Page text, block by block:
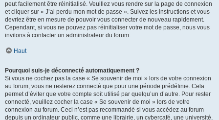
peut facilement être réinitialisé. Veuillez vous rendre sur la page de connexion
et cliquer sur « J’ai perdu mon mot de passe ». Suivez les instructions et vous
devriez être en mesure de pouvoir vous connecter de nouveau rapidement.
Cependant, si vous ne pouvez pas réinitialiser votre mot de passe, nous vous
invitons à contacter un administrateur du forum.
Haut
Pourquoi suis-je déconnecté automatiquement ?
Si vous ne cochez pas la case « Se souvenir de moi » lors de votre connexion
au forum, vous ne resterez connecté que pour une période prédéfinie. Cela
permet d’éviter que votre compte soit utilisé par quelqu’un d’autre. Pour rester
connecté, veuillez cocher la case « Se souvenir de moi » lors de votre
connexion au forum. Ceci n’est pas recommandé si vous accédez au forum
depuis un ordinateur public, comme une librairie, un cybercafé, une université,